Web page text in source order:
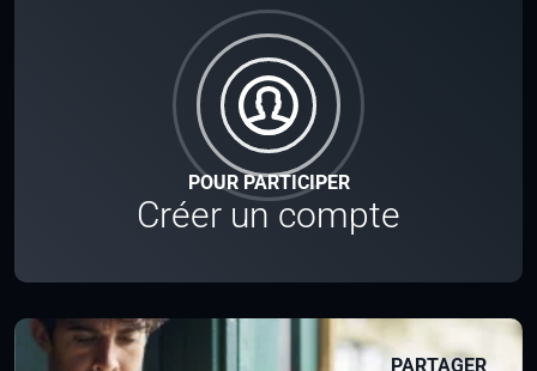
POUR PARTICIPER
Créer un compte
PARTAGER